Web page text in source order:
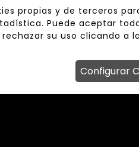
propias y de terceros
Puede aceptar
su uso clicando a
Configurar